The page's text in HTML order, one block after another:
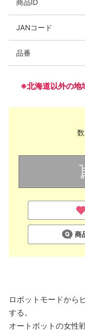
商品ID
JANコード
品番
※北海道以外の地
商
ロボットモードから
する。
オートボットの女性